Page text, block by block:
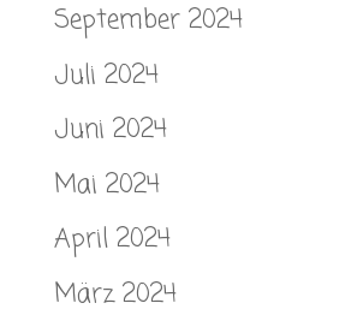
September 2024
Juli 2024
Juni 2024
Mai 2024
April 2024
März 2024